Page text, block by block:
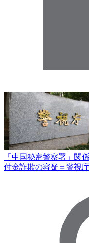
「中国秘密警察署」
付金詐欺の容疑＝警視庁